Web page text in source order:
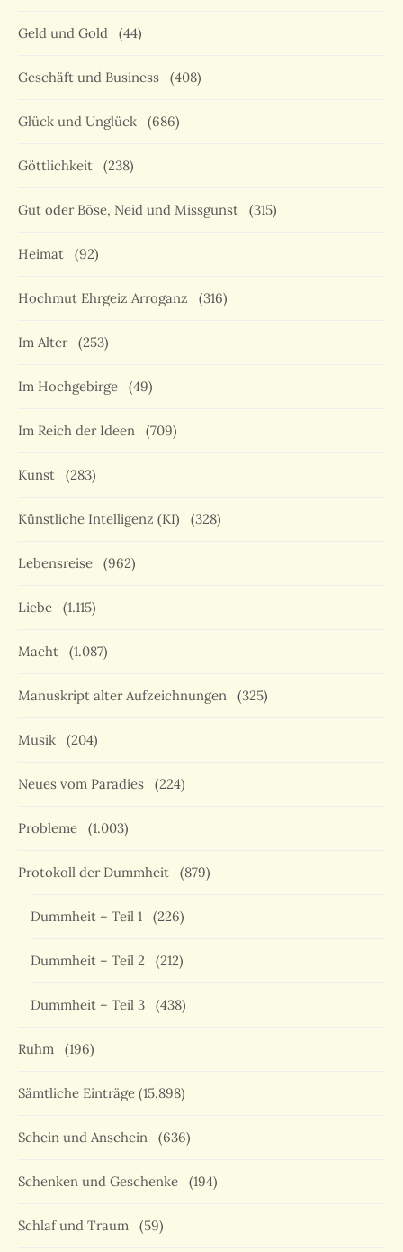
Geld und Gold (44)
Geschäft und Business (408)
Glück und Unglück (686)
Göttlichkeit (238)
Gut oder Böse, Neid und Missgunst (315)
Heimat (92)
Hochmut Ehrgeiz Arroganz (316)
Im Alter (253)
Im Hochgebirge (49)
Im Reich der Ideen (709)
Kunst (283)
Künstliche Intelligenz (KI) (328)
Lebensreise (962)
Liebe (1.115)
Macht (1.087)
Manuskript alter Aufzeichnungen (325)
Musik (204)
Neues vom Paradies (224)
Probleme (1.003)
Protokoll der Dummheit (879)
Dummheit – Teil 1 (226)
Dummheit – Teil 2 (212)
Dummheit – Teil 3 (438)
Ruhm (196)
Sämtliche Einträge (15.898)
Schein und Anschein (636)
Schenken und Geschenke (194)
Schlaf und Traum (59)